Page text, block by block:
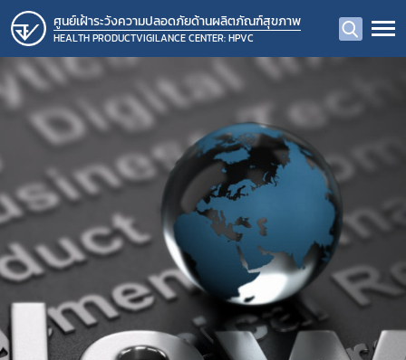
ศูนย์เฝ้าระวังความปลอดภัยด้านผลิตภัณฑ์สุขภาพ
HEALTH PRODUCTVIGILANCE CENTER: HPVC